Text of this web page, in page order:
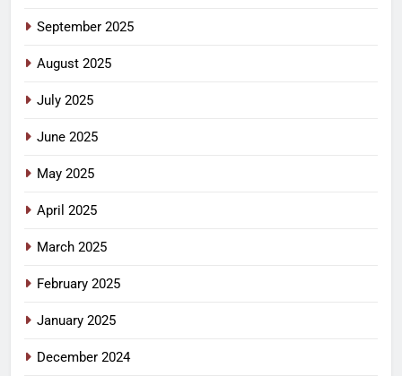
September 2025
August 2025
July 2025
June 2025
May 2025
April 2025
March 2025
February 2025
January 2025
December 2024